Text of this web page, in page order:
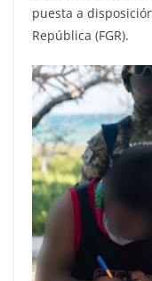
puesta a
República (FGR).